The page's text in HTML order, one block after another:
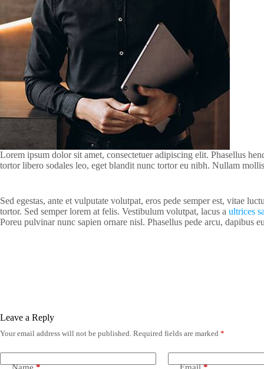
Lorem ipsum dolor sit amet, consectetuer adipiscing elit. Phasellus
tortor libero sodales leo, eget blandit nunc tortor eu nibh. Nullam
Sed egestas, ante et vulputate volutpat, eros pede semper est, vitae
tortor. Sed semper lorem at felis. Vestibulum volutpat, lacus a ultrices
Poreu pulvinar nunc sapien ornare nisl. Phasellus pede arcu, dapibus
Leave a Reply
Your email address will not be published. Required fields are marked *
Name* Email*